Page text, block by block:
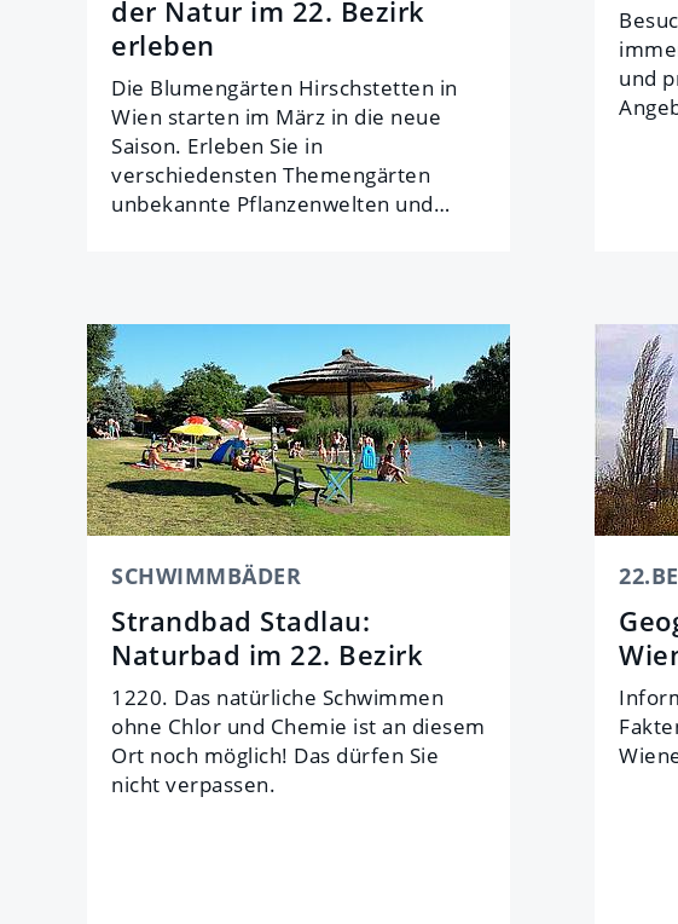
der Natur im 22. Bezirk
erleben
Die Blumengärten Hirschstetten in
Wien starten im März in die neue
Saison. Erleben Sie in
verschiedensten Themengärten
unbekannte Pflanzenwelten und…
und
SCHWIMMBÄDER
Strandbad Stadlau:
Naturbad im 22. Bezirk
1220. Das natürliche Schwimmen
ohne Chlor und Chemie ist an diesem
Ort noch möglich! Das dürfen Sie
nicht verpassen.